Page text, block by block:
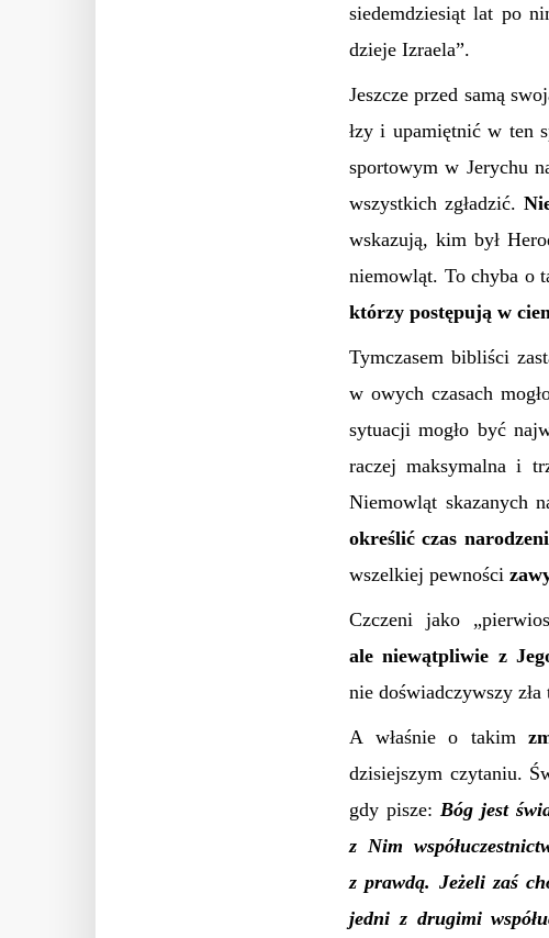
siedemdziesiąt lat po
dzieje Izraela”.
Jeszcze przed samą
łzy i upamiętnić w ten
sportowym w Jerychu
wszystkich zgładzić.
wskazują, kim był
niemowląt. To chyba o
którzy postępują w
Tymczasem bibliści
w owych czasach
sytuacji mogło być
raczej maksymalna i
Niemowląt skazanych
określić czas
wszelkiej pewności
Czczeni jako „
ale niewątpliwie z
nie doświadczywszy zła
Awłaśnie o takim
dzisiejszym czytaniu.
gdy pisze: Bóg jest
z Nim
z prawdą. Jeżeli zaś
jedni z drugimi